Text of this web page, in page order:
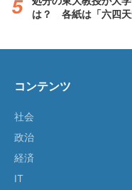
は？ 各紙は「六四天
コンテンツ
社会
政治
経済
IT